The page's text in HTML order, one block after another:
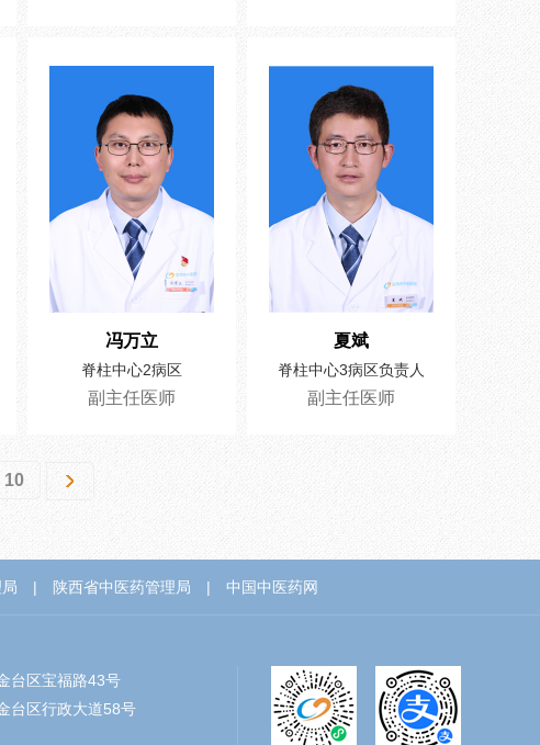
冯万立
脊柱中心2病区
副主任医师
夏斌
脊柱中心3病区负责人
副主任医师
10
| 陕西省中医药管理局 | 中国中医药网
台区宝福路43号
台区行政大道58号